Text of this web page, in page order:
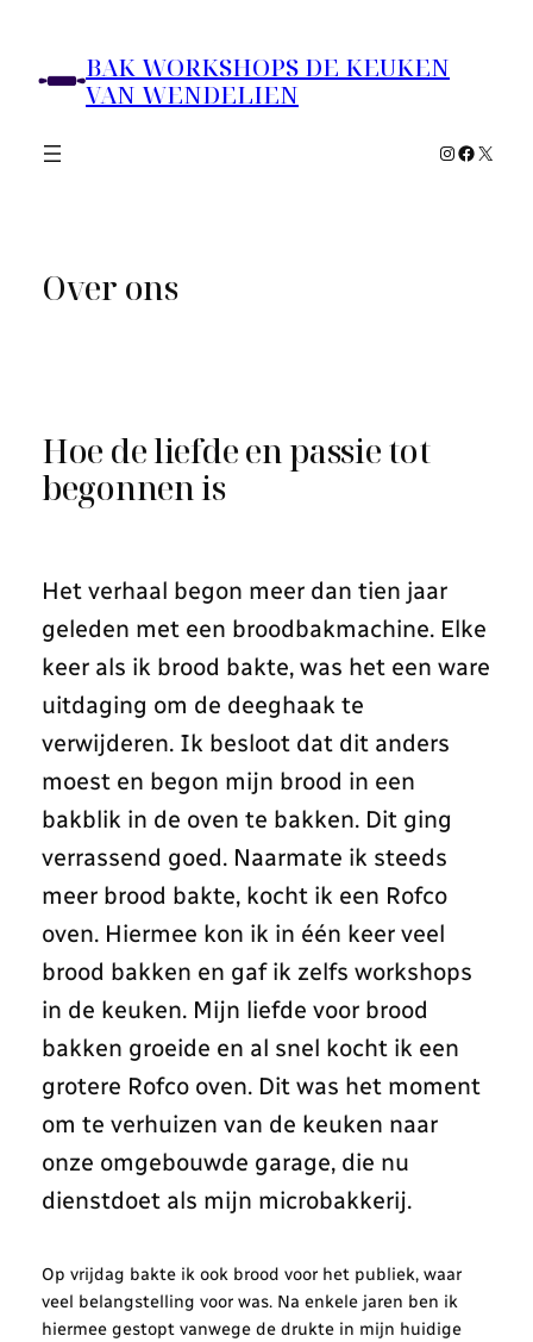
BAK WORKSHOPS DE KEUKEN
VAN WENDELIEN
Instagram
X
Over ons
Hoe de liefde en passie tot
begonnen is
Het verhaal begon meer dan tien jaar
geleden met een broodbakmachine. Elke
keer als ik brood bakte, was het een ware
uitdaging om de deeghaak te
verwijderen. Ik besloot dat dit anders
moest en begon mijn brood in een
bakblik in de oven te bakken. Dit ging
verrassend goed. Naarmate ik steeds
meer brood bakte, kocht ik een Rofco
oven. Hiermee kon ik in één keer veel
brood bakken en gaf ik zelfs workshops
in de keuken. Mijn liefde voor brood
bakken groeide en al snel kocht ik een
grotere Rofco oven. Dit was het moment
om te verhuizen van de keuken naar
onze omgebouwde garage, die nu
dienstdoet als mijn microbakkerij.
Op vrijdag bakte ik ook brood voor het publiek, waar
veel belangstelling voor was. Na enkele jaren ben ik
hiermee gestopt vanwege de drukte in mijn huidige